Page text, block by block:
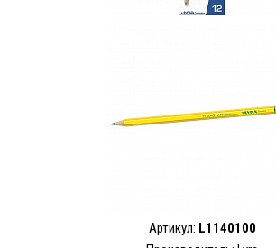
Артикул: L1140100